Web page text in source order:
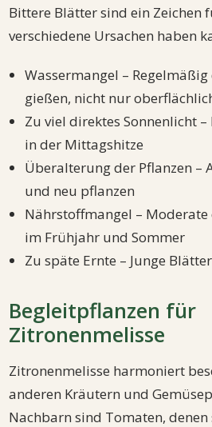
Bittere Blätter sind ein Zeichen
verschiedene Ursachen haben
Wassermangel –
gießen, nicht nur
Zu viel direktes Sonnenlicht
in der Mittagshitze
Überalterung der Pflanzen –
und neu pflanzen
Nährstoffmangel –
im Frühjahr und Sommer
Zu späte Ernte – Junge
Begleitpflanzen für
Zitronenmelisse
Zitronenmelisse harmoniert
anderen Kräutern und
Nachbarn sind Tomaten, denen